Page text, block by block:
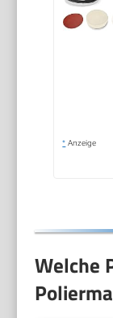
* Anzeige
Welche